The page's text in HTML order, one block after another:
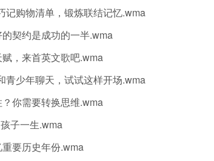
记购物清单，锻炼联结记忆.wma
契约是成功的一半.wma
，来首英文歌吧.wma
青少年聊天，试试这样开场.wma
你需要转换思维.wma
子一生.wma
要历史年份.wma